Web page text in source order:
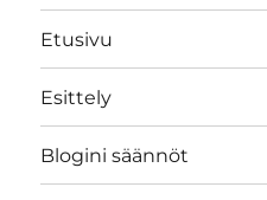
Etusivu
Esittely
Blogini säännöt